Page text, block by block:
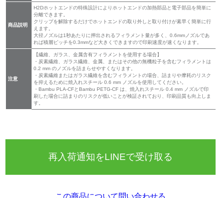
商品説明
H2Dホットエンドの特殊設計によりホットエンドの加熱部品と電子部品を簡単に
分離できます。
クリップを解除するだけでホットエンドの取り外しと取り付けが素早く簡単に行
えます。
大径ノズルは1秒あたりに押出されるフィラメント量が多く、0.6mmノズルであ
れば積層ピッチを0.3mmなど大きくできますので印刷速度が速くなります。
注意
【繊維、ガラス、金属含有フィラメントを使用する場合】
・炭素繊維、ガラス繊維、金属、またはその他の無機粒子を含むフィラメントは
0.2 mm のノズルを詰まらせやすくなります。
・炭素繊維またはガラス繊維を含むフィラメントの場合、詰まりや摩耗のリスク
を抑えるために焼入れスチール 0.6 mm ノズルを使用してください。
・Bambu PLA-CFとBambu PETG-CF は、焼入れスチール 0.4 mm ノズルで印
刷した場合に詰まりのリスクが低いことが検証されており、印刷品質も向上しま
す。
再入荷通知をLINEで受け取る
この商品について問い合わせる